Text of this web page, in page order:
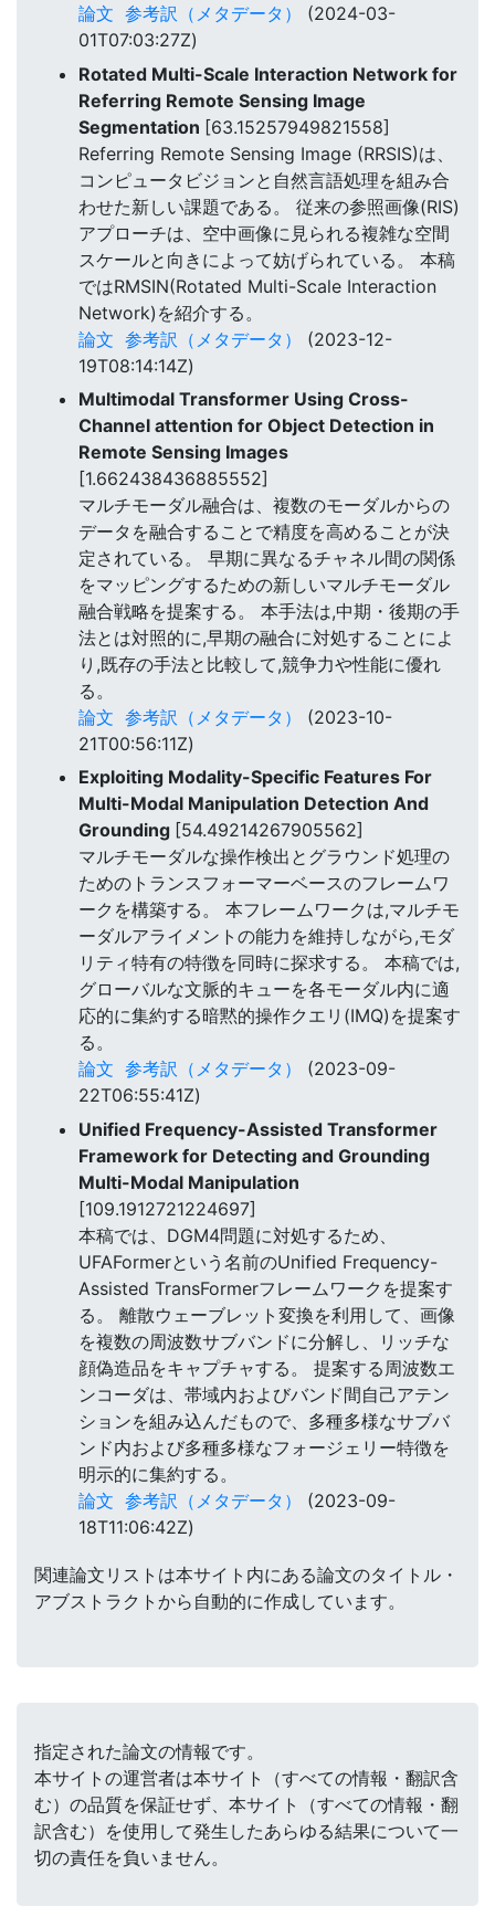
論文 参考訳（メタデータ）
(2024-03-
01T07:03:27Z)
Rotated Multi-Scale Interaction Network for
Referring Remote Sensing Image
Segmentation [63.15257949821558]
Referring Remote Sensing Image (RRSIS)は、
コンピュータビジョンと自然言語処理を組み合
わせた新しい課題である。 従来の参照画像(RIS)
アプローチは、空中画像に見られる複雑な空間
スケールと向きによって妨げられている。 本稿
ではRMSIN(Rotated Multi-Scale Interaction
Network)を紹介する。
論文 参考訳（メタデータ）
(2023-12-
19T08:14:14Z)
Multimodal Transformer Using Cross-
Channel attention for Object Detection in
Remote Sensing Images
[1.662438436885552]
マルチモーダル融合は、複数のモーダルからの
データを融合することで精度を高めることが決
定されている。 早期に異なるチャネル間の関係
をマッピングするための新しいマルチモーダル
融合戦略を提案する。 本手法は,中期・後期の手
法とは対照的に,早期の融合に対処することによ
り,既存の手法と比較して,競争力や性能に優れ
る。
論文 参考訳（メタデータ）
(2023-10-
21T00:56:11Z)
Exploiting Modality-Specific Features For
Multi-Modal Manipulation Detection And
Grounding [54.49214267905562]
マルチモーダルな操作検出とグラウンド処理の
ためのトランスフォーマーベースのフレームワ
ークを構築する。 本フレームワークは,マルチモ
ーダルアライメントの能力を維持しながら,モダ
リティ特有の特徴を同時に探求する。 本稿では,
グローバルな文脈的キューを各モーダル内に適
応的に集約する暗黙的操作クエリ(IMQ)を提案す
る。
論文 参考訳（メタデータ）
(2023-09-
22T06:55:41Z)
Unified Frequency-Assisted Transformer
Framework for Detecting and Grounding
Multi-Modal Manipulation
[109.1912721224697]
本稿では、DGM4問題に対処するため、
UFAFormerという名前のUnified Frequency-
Assisted TransFormerフレームワークを提案す
る。 離散ウェーブレット変換を利用して、画像
を複数の周波数サブバンドに分解し、リッチな
顔偽造品をキャプチャする。 提案する周波数エ
ンコーダは、帯域内およびバンド間自己アテン
ションを組み込んだもので、多種多様なサブバ
ンド内および多種多様なフォージェリー特徴を
明示的に集約する。
論文 参考訳（メタデータ）
(2023-09-
18T11:06:42Z)
関連論文リストは本サイト内にある論文のタイトル・
アブストラクトから自動的に作成しています。
指定された論文の情報です。
本サイトの運営者は本サイト（すべての情報・翻訳含
む）の品質を保証せず、本サイト（すべての情報・翻
訳含む）を使用して発生したあらゆる結果について一
切の責任を負いません。